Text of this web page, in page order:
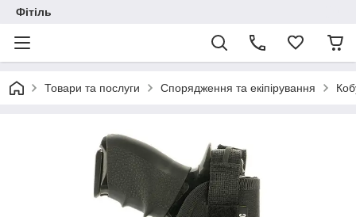
Фітіль
Товари та послуги Спорядження та екіпірування